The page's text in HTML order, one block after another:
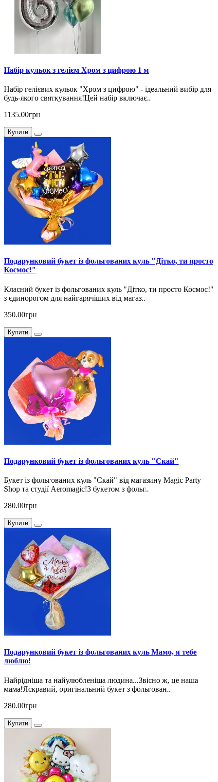
Набір кульок з гелієм Хром з цифрою 1 м
Набір гелієвих кульок "Хром з цифрою" - ідеальний вибір для
будь-якого святкування!Цей набір включає..
1135.00грн
Купити
Подарунковий букет із фольгованих куль "Дітко, ти просто
Космос!"
Класний букет із фольгованих куль "Дітко, ти просто Космос!"
з єдинорогом для найгарячіших від магаз..
350.00грн
Купити
Подарунковий букет із фольгованих куль "Скай"
Букет із фольгованих куль "Скай" від магазину Magic Party
Shop та студії Aeromagic!З букетом з фольг..
280.00грн
Купити
Подарунковий букет із фольгованих куль Мамо, я тебе
люблю!
Найрідніша та найулюбленіша людина...Звісно ж, це наша
мама!Яскравий, оригінальний букет з фольгован..
280.00грн
Купити